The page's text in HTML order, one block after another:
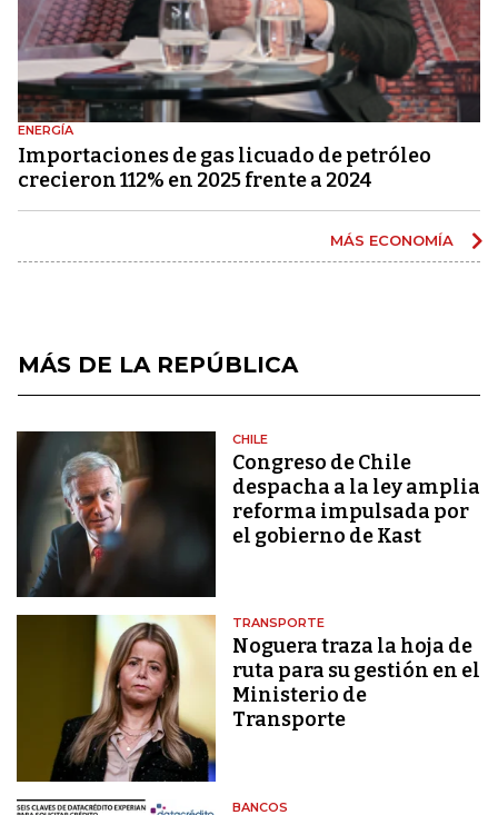
ENERGÍA
Importaciones de gas licuado de petróleo
crecieron 112% en 2025 frente a 2024
MÁS ECONOMÍA
MÁS DE LA REPÚBLICA
CHILE
Congreso de Chile
despacha a la ley amplia
reforma impulsada por
el gobierno de Kast
TRANSPORTE
Noguera traza la hoja de
ruta para su gestión en el
Ministerio de
Transporte
BANCOS